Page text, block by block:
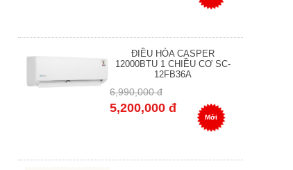
ĐIỀU HÒA CASPER
12000BTU 1 CHIỀU CƠ SC-
12FB36A
6,990,000 đ
5,200,000 đ
Mới